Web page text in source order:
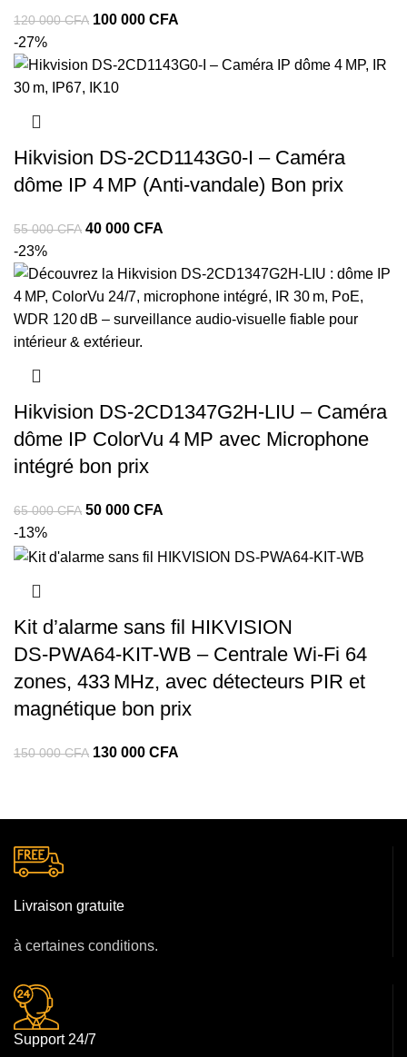
120 000CFA 100 000 CFA
-27%
Hikvision DS‑2CD1143G0‑I – Caméra
dôme IP 4 MP (Anti‑vandale) Bon prix
55 000CFA 40 000 CFA
-23%
Hikvision DS‑2CD1347G2H‑LIU – Caméra
dôme IP ColorVu 4 MP avec Microphone
intégré bon prix
65 000CFA 50 000 CFA
-13%
Kit d’alarme sans fil HIKVISION
DS‑PWA64‑KIT‑WB – Centrale Wi-Fi 64
zones, 433 MHz, avec détecteurs PIR et
magnétique bon prix
150 000CFA 130 000 CFA
Livraison gratuite
à certaines conditions.
Support 24/7